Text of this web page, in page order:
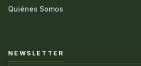
Quiénes Somos
NEWSLETTER